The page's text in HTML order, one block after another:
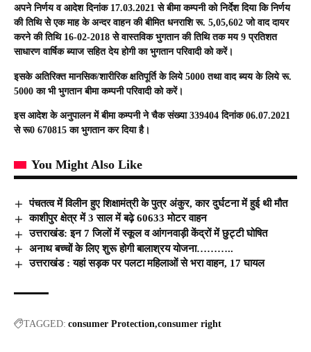
अपने निर्णय व आदेश दिनांक 17.03.2021 से बीमा कम्पनी को निर्देश दिया कि निर्णय
की तिथि सेे एक माह के अन्दर वाहन की बीमित धनराशि रू. 5,05,602 जो वाद दायर
करने की तिथि 16-02-2018 सेे वास्तविक भुगतान की तिथि तक मय 9 प्रतिशत
साधारण वार्षिक ब्याज सहित देय होगी का भुगतान परिवादी को करें।
इसके अतिरिक्त मानसिक/शारीरिक क्षतिपूर्ति के लिये 5000 तथा वाद ब्यय के लिये रू.
5000 का भी भुगतान बीमा कम्पनी परिवादी को करें।
इस आदेश के अनुपालन में बीमा कम्पनी ने चैक संख्या 339404 दिनांक 06.07.2021
से रू0 670815 का भुगतान कर दिया है।
You Might Also Like
पंचतत्व में विलीन हुए शिक्षामंत्री के पुत्र अंकुर, कार दुर्घटना में हुई थी मौत
काशीपुर क्षेत्र में 3 साल में बढ़े 60633 मोटर वाहन
उत्तराखंड: इन 7 जिलों में स्कूल व आंगनवाड़ी केंद्रों में छुट्टी घोषित
अनाथ बच्चों के लिए शुरू होगी बालाश्रय योजना………..
उत्तराखंड : यहां सड़क पर पलटा महिलाओं से भरा वाहन, 17 घायल
TAGGED: consumer Protection consumer right